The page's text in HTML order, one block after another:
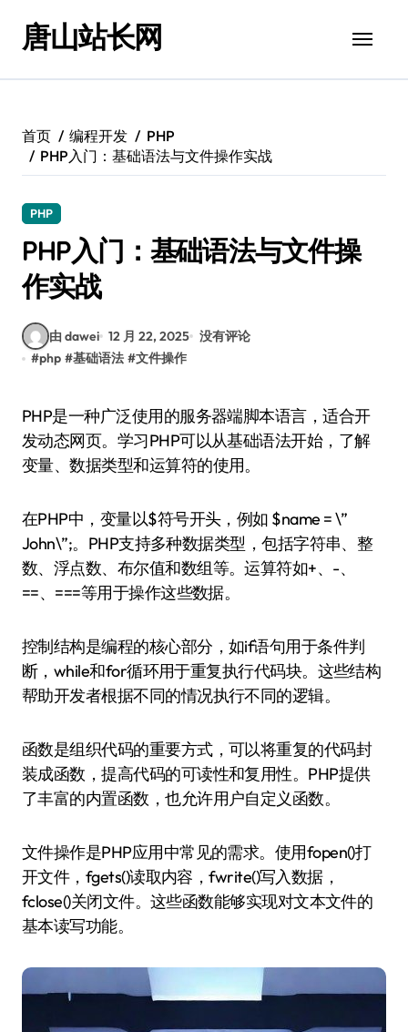
唐山站长网
首页 编程开发
PHP
PHP入门：基础语法与文件操作实战
PHP
PHP入门：基础语法与文件操
作实战
由 dawei 12 月 22, 2025 没有评论
#php #基础语法 #文件操作
PHP是一种广泛使用的服务器端脚本语言，适合开
发动态网页。学习PHP可以从基础语法开始，了解
变量、数据类型和运算符的使用。
在PHP中，变量以$符号开头，例如 $name = \”
John\”;。PHP支持多种数据类型，包括字符串、整
数、浮点数、布尔值和数组等。运算符如+、-、
==、===等用于操作这些数据。
控制结构是编程的核心部分，如if语句用于条件判
断，while和for循环用于重复执行代码块。这些结构
帮助开发者根据不同的情况执行不同的逻辑。
函数是组织代码的重要方式，可以将重复的代码封
装成函数，提高代码的可读性和复用性。PHP提供
了丰富的内置函数，也允许用户自定义函数。
文件操作是PHP应用中常见的需求。使用fopen()打
开文件，fgets()读取内容，fwrite()写入数据，
fclose()关闭文件。这些函数能够实现对文本文件的
基本读写功能。